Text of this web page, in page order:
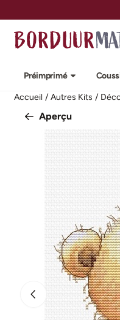
Préimprimé
Accueil / Autres Kits /
Aperçu